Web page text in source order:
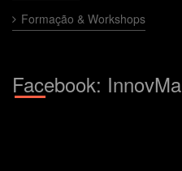
Formação & Workshops
Facebook: